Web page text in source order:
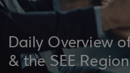
Daily Overview
& the SEE Region